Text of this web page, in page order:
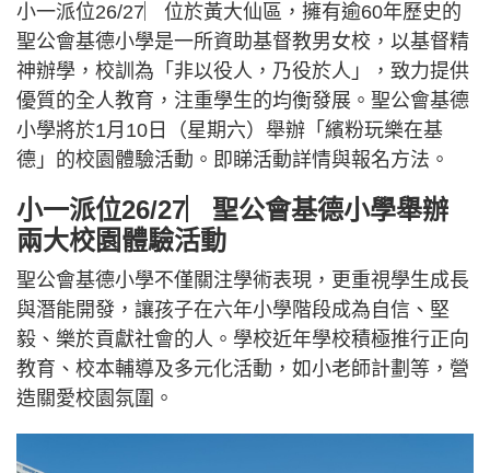
小一派位26/27︳位於黃大仙區，擁有逾60年歷史的
聖公會基德小學是一所資助基督教男女校，以基督精
神辦學，校訓為「非以役人，乃役於人」，致力提供
優質的全人教育，注重學生的均衡發展。聖公會基德
小學將於1月10日（星期六）舉辦「繽粉玩樂在基
德」的校園體驗活動。即睇活動詳情與報名方法。
小一派位26/27︳聖公會基德小學舉辦
兩大校園體驗活動
聖公會基德小學不僅關注學術表現，更重視學生成長
與潛能開發，讓孩子在六年小學階段成為自信、堅
毅、樂於貢獻社會的人。學校近年學校積極推行正向
教育、校本輔導及多元化活動，如小老師計劃等，營
造關愛校園氛圍。